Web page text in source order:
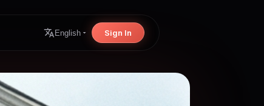
English Sign In